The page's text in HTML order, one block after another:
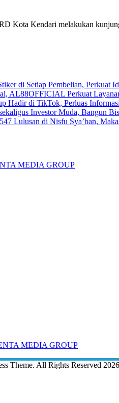
Kota Kendari melakukan
di Setiap Pembelian, Perkuat
AL88OFFICIAL Perkuat
Hadir di TikTok, Perluas
Investor Muda, Bangun
Lulusan di Nisfu Sya’ban,
MEDIA GROUP
MEDIA GROUP
Theme. All Rights Reserved